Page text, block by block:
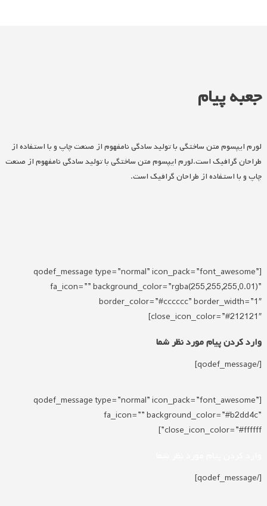
جعبه پیام
لورم ایپسوم متن ساختگی با تولید سادگی نامفهوم از صنعت چاپ و با استفاده از
طراحان گرافیک است.لورم ایپسوم متن ساختگی با تولید سادگی نامفهوم از صنعت
چاپ و با استفاده از طراحان گرافیک است.
[qodef_message type=”normal” icon_pack=”font_awesome”
fa_icon=”” background_color=”rgba(255,255,255,0.01)”
border_color=”#cccccc” border_width=”1″
close_icon_color=”#212121″]
وارد کردن پیام مورد نظر شما
[/qodef_message]
[qodef_message type=”normal” icon_pack=”font_awesome”
fa_icon=”” background_color=”#b2dd4c”
close_icon_color=”#ffffff”]
[/qodef_message]